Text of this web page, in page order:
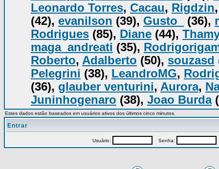
Leonardo Torres, Cacau, Rigdzin
(42), evanilson (39), Gusto_ (36),
Rodrigues (85), Diane (44),
maga_andreati (35),
Roberto, Adalberto (50), souzasd
Pelegrini (38), LeandroMG,
(36), glauber venturini, Aurora,
Juninhogenaro (38), Joao Burda
Estes dados estão baseados em usuários ativos dos últimos cinco minutos.
Entrar
Usuário: Senha: